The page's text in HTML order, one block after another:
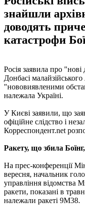
знайшли
доводять
катастрофи
Росія заявила про
Донбасі малайзійського
"нововиявленими
належала Україні.
У Києві заявили, що
офіційне слідство і
Корреспондент.net
Ракету, що збила
На прес-конференції
вересня, начальник
управління відомства
ракети, показані в
належали ракеті 9М38.